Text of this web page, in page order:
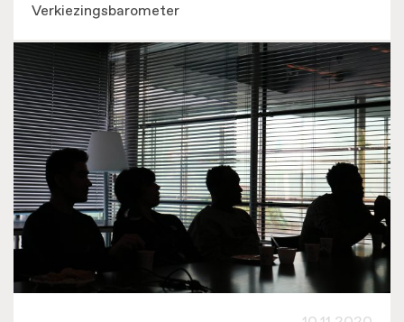
Verkiezingsbarometer